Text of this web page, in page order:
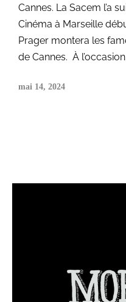
Cannes. La Sacem l’a
Cinéma à Marseille
Prager montera les
de Cannes. À l’occasion
mai 14, 2024